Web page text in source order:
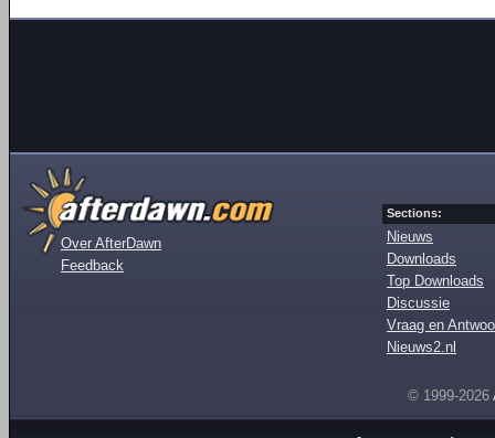
Over AfterDawn
Feedback
Sections:
Nieuws
Downloads
Top Downloads
Discussie
Vraag en
Nieuws2.nl
© 1999-2026